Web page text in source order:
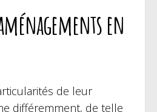
en
de leur
différemment, de telle